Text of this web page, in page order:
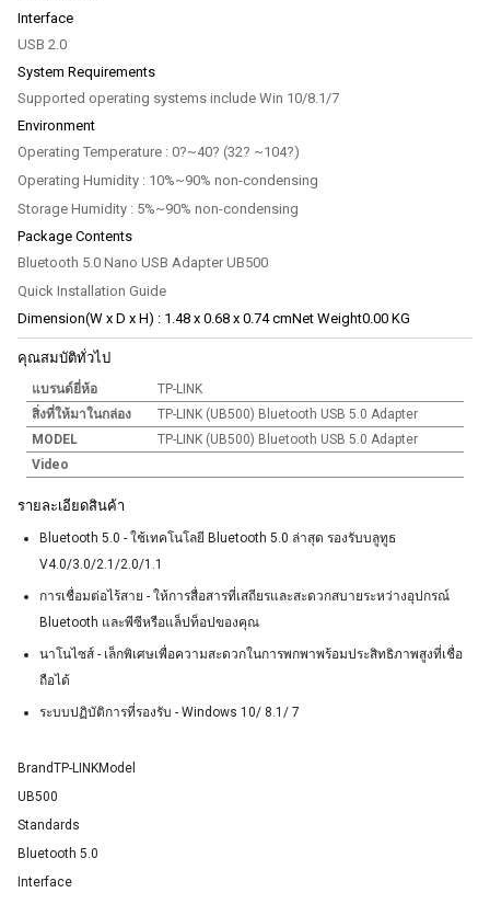
Interface
USB 2.0
System Requirements
Supported operating systems include Win 10/8.1/7
Environment
Operating Temperature : 0?~40? (32? ~104?)
Operating Humidity : 10%~90% non-condensing
Storage Humidity : 5%~90% non-condensing
Package Contents
Bluetooth 5.0 Nano USB Adapter UB500
Quick Installation Guide
Dimension(W x D x H) : 1.48 x 0.68 x 0.74 cmNet Weight0.00 KG
คุณสมบัติทั่วไป
แบรนด์ยี่ห้อ
TP-LINK
สิ่งที่ให้มาในกล่อง
TP-LINK (UB500) Bluetooth USB 5.0 Adapter
MODEL
TP-LINK (UB500) Bluetooth USB 5.0 Adapter
Video
รายละเอียดสินค้า
Bluetooth 5.0‎‎ - ใช้เทคโนโลยี Bluetooth 5.0 ล่าสุด รองรับบลูทูธ
V4.0/3.0/2.1/2.0/1.1‎‎ ‎‎ ‎‎ ‎‎ ‎
‎การเชื่อมต่อไร้สาย - ให้การสื่อสารที่เสถียรและสะดวกสบายระหว่างอุปกรณ์
Bluetooth และพีซีหรือแล็ปท็อปของคุณ‎
‎นาโนไซส์ - เล็กพิเศษเพื่อความสะดวกในการพกพาพร้อมประสิทธิภาพสูงที่เชื่อ
ถือได้‎
‎ระบบปฏิบัติการที่รองรับ - Windows 10/ 8.1/ 7‎‎ ‎‎
BrandTP-LINKModel
UB500
Standards
Bluetooth 5.0
Interface